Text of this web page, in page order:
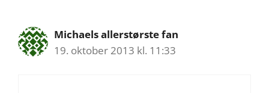
Michaels allerstørste fan
19. oktober 2013 kl. 11:33